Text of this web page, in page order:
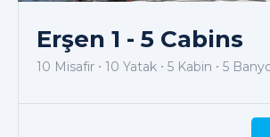
Erşen 1 - 5 Cabins
10 Misafir 10 Yatak 5 Kabin 5